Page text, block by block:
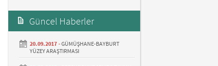
Güncel Haberler
20.09.2017 -GÜMÜŞHANE-BAYBURT
YÜZEY ARAŞTIRMASI